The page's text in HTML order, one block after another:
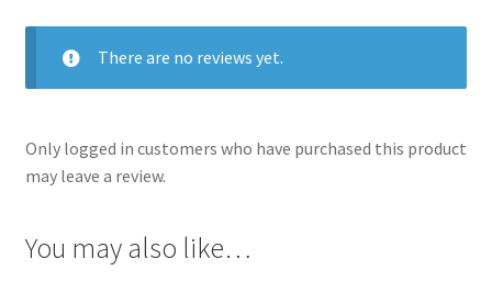
There are no reviews yet.
Only logged in customers who have purchased this product
may leave a review.
You may also like…